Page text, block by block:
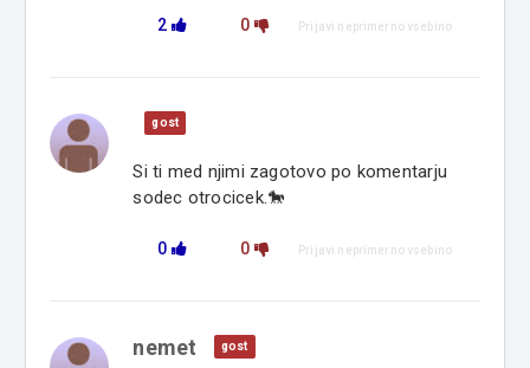
2 0 Prijavi neprimerno vsebino
gost
Si ti med njimi zagotovo po komentarju
sodec otrocicek.🐎
0 0 Prijavi neprimerno vsebino
nemet gost